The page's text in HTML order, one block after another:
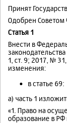
Принят
Одобрен
Статья 1
Внести в
1, ст. 9; 2017, №
изменения:
в статье 69:
а) часть 1
«1. Право на
образование в